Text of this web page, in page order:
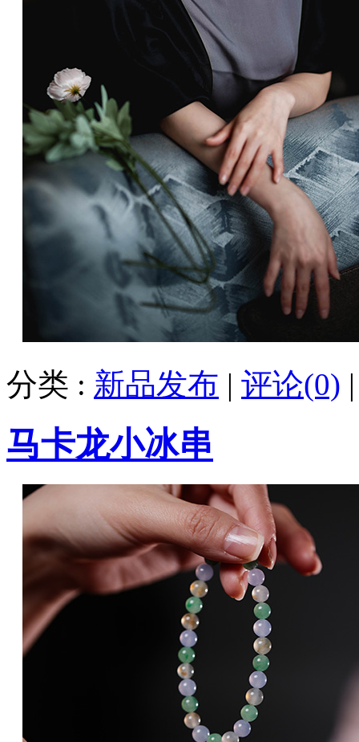
分类 : 新品发布 | 评论(0)
马卡龙小冰串